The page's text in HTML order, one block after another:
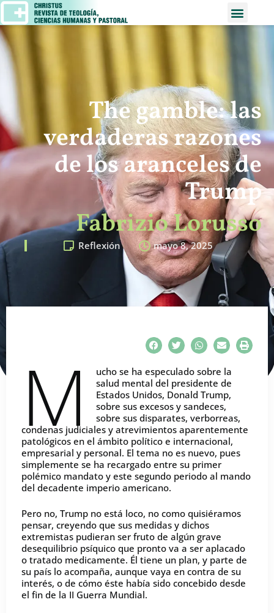
The gamble: las
verdaderas razones
de los aranceles de
Trump
Fabrizio Lorusso
Reflexión mayo 8, 2025
M
ucho se ha especulado sobre la
salud mental del presidente de
Estados Unidos, Donald Trump,
sobre sus excesos y sandeces,
sobre sus disparates, verborreas,
condenas judiciales y atrevimientos aparentemente
patológicos en el ámbito político e internacional,
empresarial y personal. El tema no es nuevo, pues
simplemente se ha recargado entre su primer
polémico mandato y este segundo periodo al mando
del decadente imperio americano.
Pero no, Trump no está loco, no como quisiéramos
pensar, creyendo que sus medidas y dichos
extremistas pudieran ser fruto de algún grave
desequilibrio psíquico que pronto va a ser aplacado
o tratado medicamente. Él tiene un plan, y parte de
su país lo acompaña, aunque vaya en contra de su
interés, o de cómo éste había sido concebido desde
el fin de la II Guerra Mundial.